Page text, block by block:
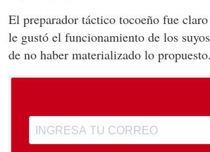
El preparador táctico tocoeño fue
le gustó el funcionamiento de los
de no haber materializado lo propuesto.